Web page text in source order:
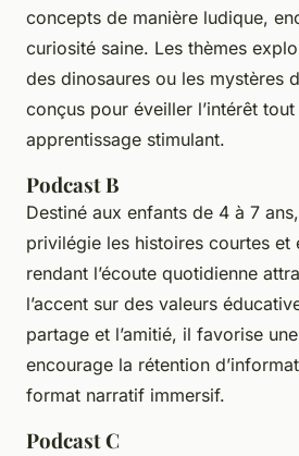
concepts de manière ludique,
curiosité saine. Les thèmes
des dinosaures ou les mystères
conçus pour éveiller l’intérêt
apprentissage stimulant.
Podcast B
Destiné aux enfants de 4 à 7
privilégie les histoires courtes et
rendant l’écoute quotidienne
l’accent sur des valeurs
partage et l’amitié, il favorise
encourage la rétention
format narratif immersif.
Podcast C